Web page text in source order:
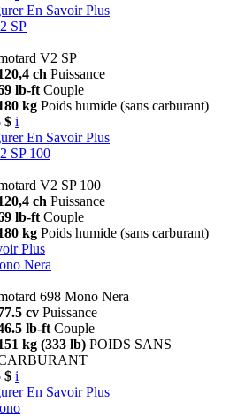
En Savoir Plus
SP
V2 SP
ch Puissance
lb-ft Couple
kg Poids humide (sans carburant)
$ i
En Savoir Plus
SP 100
V2 SP 100
ch Puissance
lb-ft Couple
kg Poids humide (sans carburant)
Plus
Nera
698 Mono Nera
cv Puissance
lb-ft Couple
kg (333 lb) POIDS SANS
$ i
En Savoir Plus